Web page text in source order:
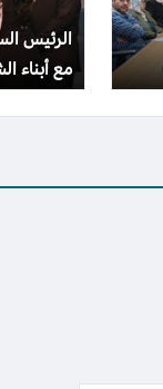
الرئيس
مع أبناء